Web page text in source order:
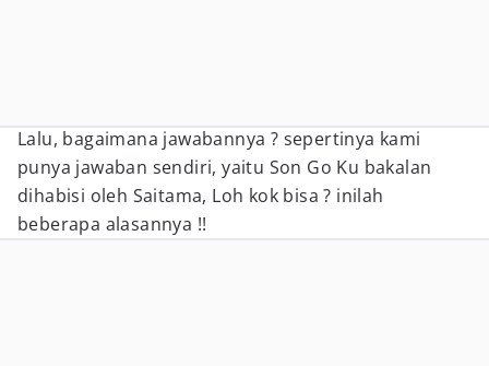
Lalu, bagaimana jawabannya ? sepertinya kami
punya jawaban sendiri, yaitu Son Go Ku bakalan
dihabisi oleh Saitama, Loh kok bisa ? inilah
beberapa alasannya !!